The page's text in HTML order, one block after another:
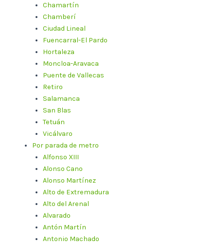
Chamartín
Chamberí
Ciudad Lineal
Fuencarral-El Pardo
Hortaleza
Moncloa-Aravaca
Puente de Vallecas
Retiro
Salamanca
San Blas
Tetuán
Vicálvaro
Por parada de metro
Alfonso XIII
Alonso Cano
Alonso Martínez
Alto de Extremadura
Alto del Arenal
Alvarado
Antón Martín
Antonio Machado